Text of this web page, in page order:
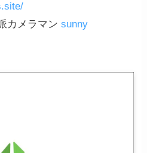
カメラマンsunny